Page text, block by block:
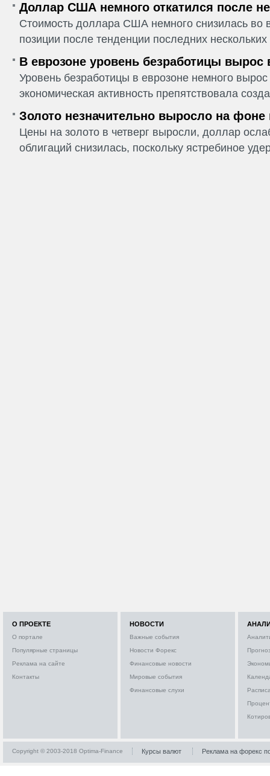
Доллар США немного откатился после
Стоимость доллара США немного снизилась во
позиции после тенденции последних
В еврозоне уровень безработицы вырос
Уровень безработицы в еврозоне немного
экономическая активность препятствовала
Золото незначительно выросло на фоне
Цены на золото в четверг выросли, доллар
облигаций снизилась, поскольку ястребиное
О ПРОЕКТЕ
О портале
Популярные страницы
Реклама на сайте
Контакты
НОВОСТИ
Важные события
Новости Форекс
Финансовые новости
Мировые события
Финансовые слухи
Copyright © 2003-2018 Optima-Finance Курсы валют Реклама на форекс